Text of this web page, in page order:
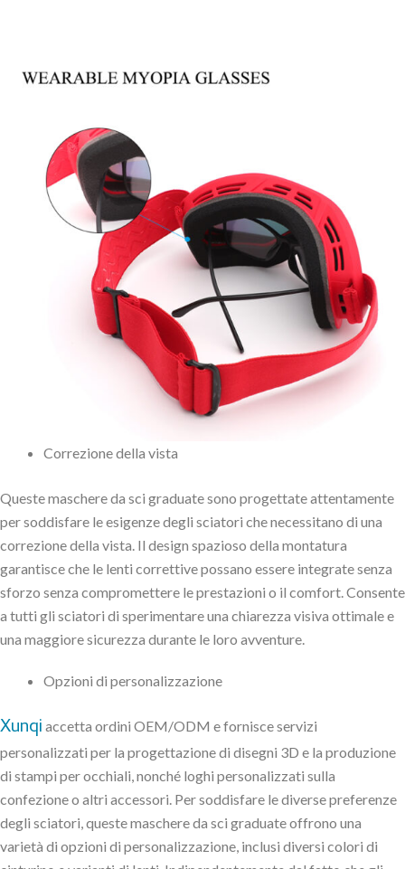
Correzione della vista
Queste maschere da sci graduate sono progettate attentamente
per soddisfare le esigenze degli sciatori che necessitano di una
correzione della vista. Il design spazioso della montatura
garantisce che le lenti correttive possano essere integrate senza
sforzo senza compromettere le prestazioni o il comfort. Consente
a tutti gli sciatori di sperimentare una chiarezza visiva ottimale e
una maggiore sicurezza durante le loro avventure.
Opzioni di personalizzazione
Xunqi accetta ordini OEM/ODM e fornisce servizi
personalizzati per la progettazione di disegni 3D e la produzione
di stampi per occhiali, nonché loghi personalizzati sulla
confezione o altri accessori. Per soddisfare le diverse preferenze
degli sciatori, queste maschere da sci graduate offrono una
varietà di opzioni di personalizzazione, inclusi diversi colori di